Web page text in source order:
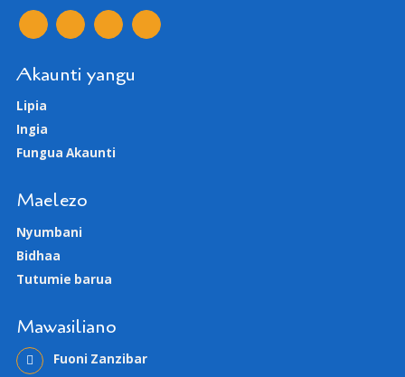
Akaunti yangu
Lipia
Ingia
Fungua Akaunti
Maelezo
Nyumbani
Bidhaa
Tutumie barua
Mawasiliano
Fuoni Zanzibar